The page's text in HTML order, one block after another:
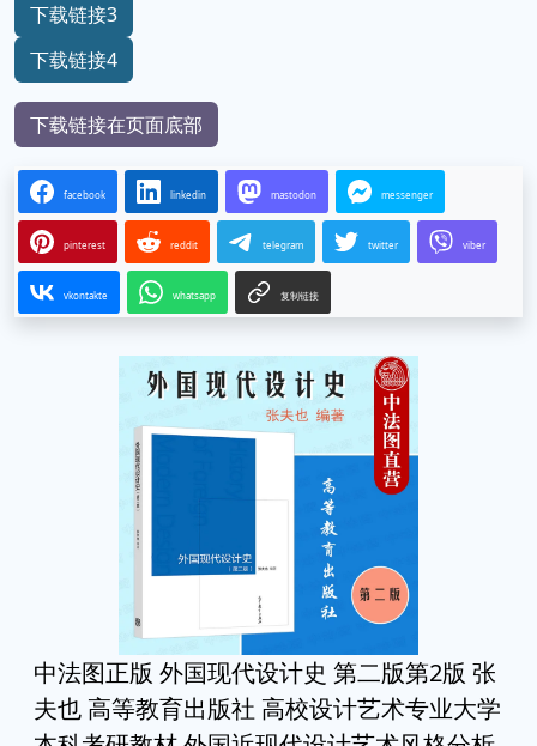
下载链接3
下载链接4
下载链接在页面底部
facebook linkedin mastodon messenger
pinterest reddit telegram twitter viber
vkontakte whatsapp 复制链接
中法图正版 外国现代设计史 第二版第2版 张
夫也 高等教育出版社 高校设计艺术专业大学